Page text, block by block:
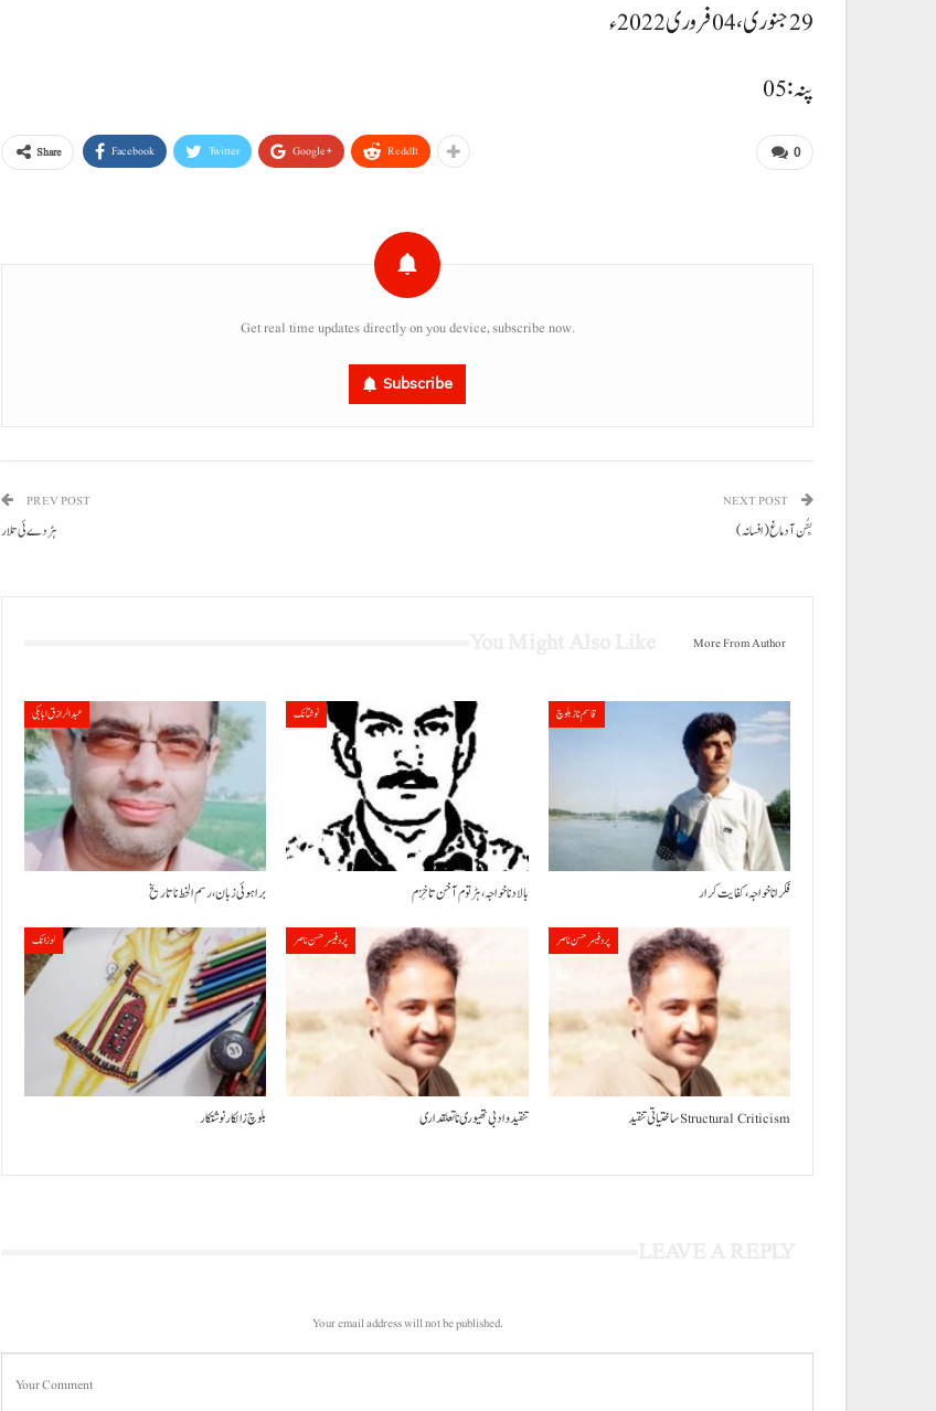
29جنوری، 04 فروری 2022ء
پنہ: 05
0
Share Facebook Twitter Google+ ReddIt
Get real time updates directly on you device, subscribe now.
Subscribe
PREV POST
ہڑدے ئی تلار
NEXT POST
بِسُّن آ دماغ (افسانہ)
More From Author
عبدالرازق ابابکی
براہوئی زبان ،رسم الخط نا تاریخ
نوشتانک
بالاد نا خواجہ، ہڑتوم آ خن تا خِزم
قاسم ناز بلوچ
فکر انا خواجہ، کفایت کرار
لوزانک
بلوچ زالکار نوشتکار
پروفیسر حسن ناصر
تنقید و ادبی تھیوری نا تعلقداری
پروفیسر حسن ناصر
ساختیاتی تنقید Structural Criticism
Your email address will not be published.